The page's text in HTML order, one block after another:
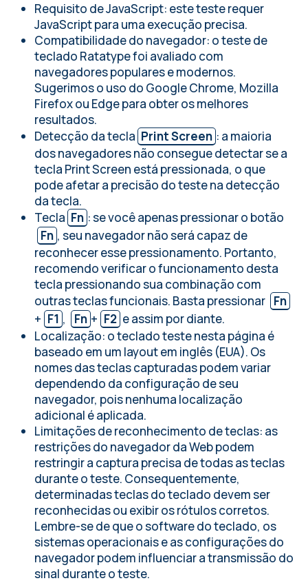
Requisito de JavaScript: este teste requer
JavaScript para uma execução precisa.
Compatibilidade do navegador: o teste de
teclado Ratatype foi avaliado com
navegadores populares e modernos.
Sugerimos o uso do Google Chrome, Mozilla
Firefox ou Edge para obter os melhores
resultados.
Detecção da tecla Print Screen : a maioria
dos navegadores não consegue detectar se a
tecla Print Screen está pressionada, o que
pode afetar a precisão do teste na detecção
da tecla.
Tecla Fn : se você apenas pressionar o botão
Fn , seu navegador não será capaz de
reconhecer esse pressionamento. Portanto,
recomendo verificar o funcionamento desta
tecla pressionando sua combinação com
outras teclas funcionais. Basta pressionar Fn
+ F1 , Fn + F2 e assim por diante.
Localização: o teclado teste nesta página é
baseado em um layout em inglês (EUA). Os
nomes das teclas capturadas podem variar
dependendo da configuração de seu
navegador, pois nenhuma localização
adicional é aplicada.
Limitações de reconhecimento de teclas: as
restrições do navegador da Web podem
restringir a captura precisa de todas as teclas
durante o teste. Consequentemente,
determinadas teclas do teclado devem ser
reconhecidas ou exibir os rótulos corretos.
Lembre-se de que o software do teclado, os
sistemas operacionais e as configurações do
navegador podem influenciar a transmissão do
sinal durante o teste.